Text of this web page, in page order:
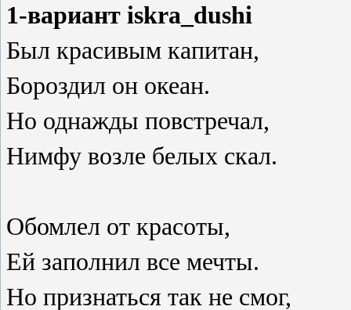
1-вариант iskra_dushi
Был красивым капитан,
Бороздил он океан.
Но однажды повстречал,
Нимфу возле белых скал.
Обомлел от красоты,
Ей заполнил все мечты.
Но признаться так не смог,